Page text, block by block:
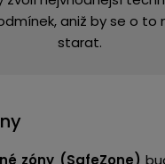
aniž by se o to
starat.
zóny (SafeZone)